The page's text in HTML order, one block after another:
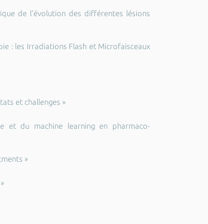
de l’évolution des différentes lésions
: les Irradiations Flash et Microfaisceaux
et challenges »
et du machine learning en pharmaco-
»